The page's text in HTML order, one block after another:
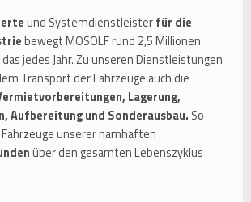
und Systemdienstleisterfür die
bewegt MOSOLF rund 2,5 Millionen
jedes Jahr. Zu unseren Dienstleistungen
Transport der Fahrzeuge auch die
Lagerung,
Aufbereitung und Sonderausbau. So
unserer namhaften
über den gesamten Lebenszyklus